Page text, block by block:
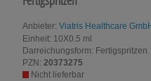
Anbieter: Viatris Healthcare
Einheit: 10X0.5 ml
Darreichungsform: Fertigspritzen
PZN: 20373275
Nicht lieferbar